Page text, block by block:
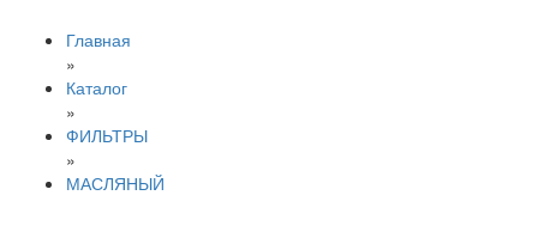
Главная
»
Каталог
»
ФИЛЬТРЫ
»
МАСЛЯНЫЙ